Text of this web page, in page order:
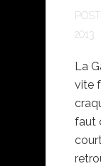
2013
La
vite
faut